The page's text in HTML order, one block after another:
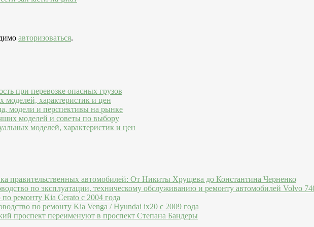
авторизоваться.
при перевозке опасных грузов
характеристик и цен
модели и перспективы на рынке
моделей и советы по выбору
моделей, характеристик и цен
правительственных автомобилей: От Никиты Хрущева до Константина Черненко
по эксплуатации, техническому обслуживанию и ремонту автомобилей Volvo
по ремонту Kia Cerato c 2004 года
по ремонту Kia Venga / Hyundai ix20 c 2009 года
проспект переименуют в проспект Степана Бандеры